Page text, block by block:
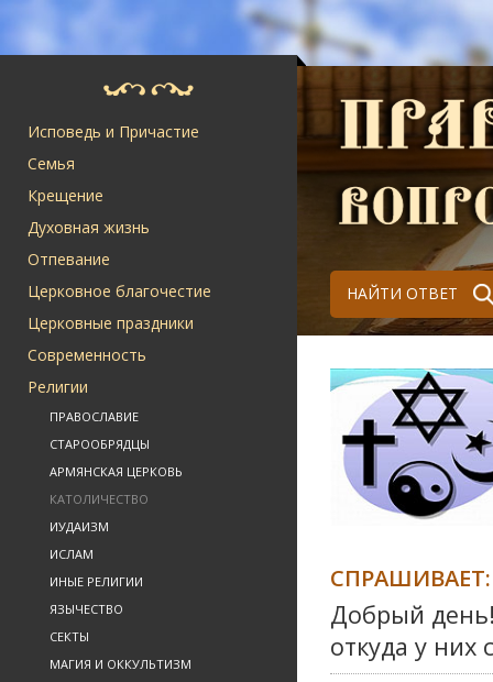
Исповедь и Причастие
Семья
Крещение
Духовная жизнь
Отпевание
Церковное благочестие
Церковные праздники
Современность
Религии
ПРАВОСЛАВИЕ
СТАРООБРЯДЦЫ
АРМЯНСКАЯ ЦЕРКОВЬ
КАТОЛИЧЕСТВО
ИУДАИЗМ
ИСЛАМ
ИНЫЕ РЕЛИГИИ
ЯЗЫЧЕСТВО
СЕКТЫ
МАГИЯ И ОККУЛЬТИЗМ
НАЙТИ ОТВЕТ
СПРАШИВАЕТ:
Добрый день!
откуда у них